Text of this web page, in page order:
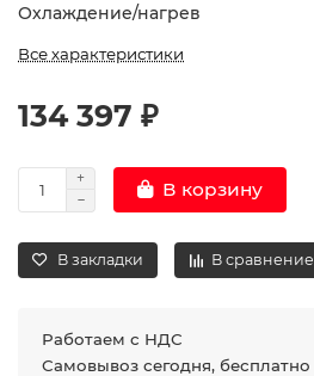
Охлаждение/нагрев
Все характеристики
134 397 ₽
В корзину
В закладки В сравнение
Работаем с НДС
Самовывоз сегодня, бесплатно